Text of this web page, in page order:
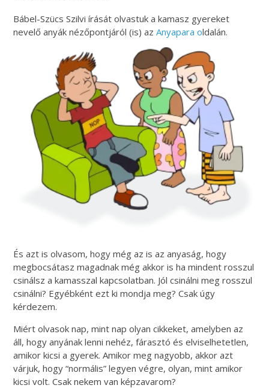
Bábel-Szücs Szilvi írását olvastuk a kamasz gyereket
nevelő anyák nézőpontjáról (is) azAnyapara oldalán.
És azt is olvasom, hogy még az is az anyaság, hogy
megbocsátasz magadnak még akkor is ha mindent rosszul
csinálsz a kamasszal kapcsolatban. Jól csinálni meg rosszul
csinálni? Egyébként ezt ki mondja meg? Csak úgy
kérdezem.
Miért olvasok nap, mint nap olyan cikkeket, amelyben az
áll, hogy anyának lenni nehéz, fárasztó és elviselhetetlen,
amikor kicsi a gyerek. Amikor meg nagyobb, akkor azt
várjuk, hogy “normális” legyen végre, olyan, mint amikor
kicsi volt. Csak nekem van képzavarom?